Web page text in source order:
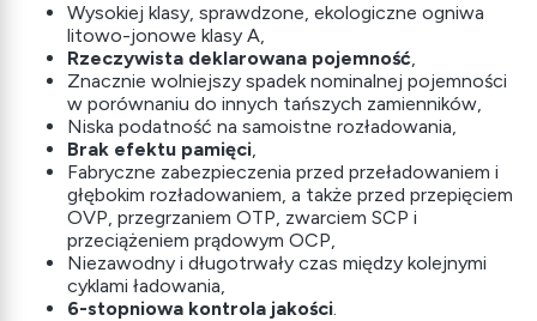
Wysokiej klasy, sprawdzone, ekologiczne ogniwa
litowo-jonowe klasy A,
Rzeczywista deklarowana pojemność,
Znacznie wolniejszy spadek nominalnej pojemności
w porównaniu do innych tańszych zamienników,
Niska podatność na samoistne rozładowania,
Brak efektu pamięci,
Fabryczne zabezpieczenia przed przeładowaniem i
głębokim rozładowaniem, a także przed przepięciem
OVP, przegrzaniem OTP, zwarciem SCP i
przeciążeniem prądowym OCP,
Niezawodny i długotrwały czas między kolejnymi
cyklami ładowania,
6-stopniowa kontrola jakości.